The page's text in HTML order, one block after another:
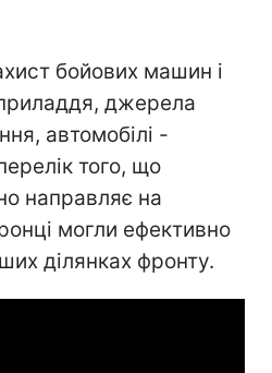
бойових машин і
джерела
автомобілі -
того, що
направляє на
могли ефективно
ділянках фронту.